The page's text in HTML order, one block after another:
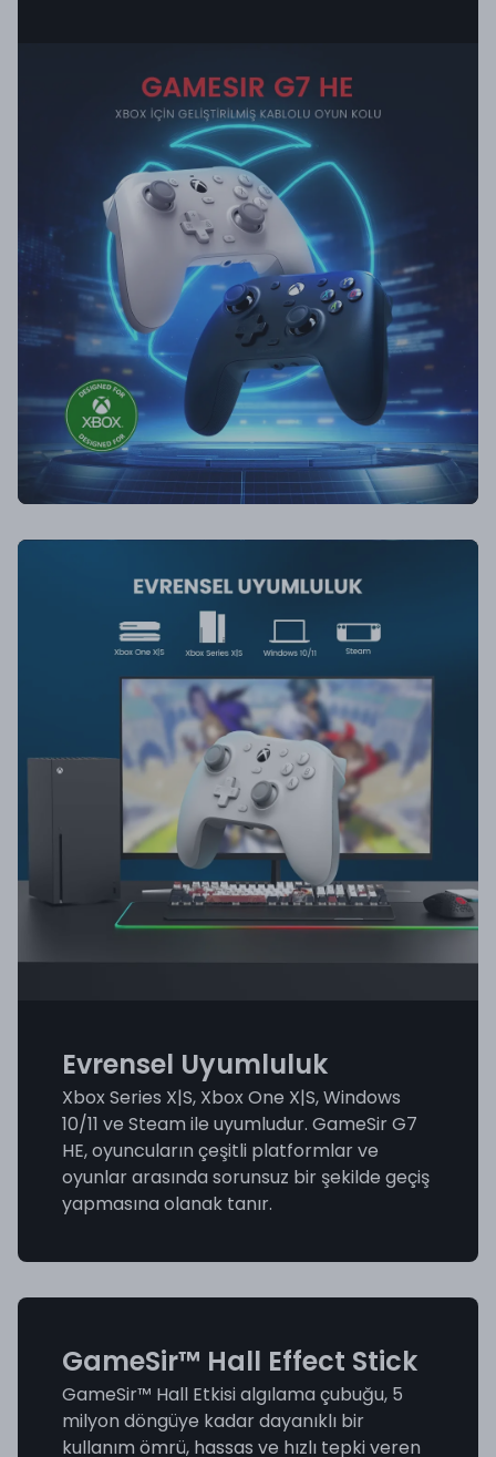
Evrensel Uyumluluk
Xbox Series X|S, Xbox One X|S, Windows
10/11 ve Steam ile uyumludur. GameSir G7
HE, oyuncuların çeşitli platformlar ve
oyunlar arasında sorunsuz bir şekilde geçiş
yapmasına olanak tanır.
GameSir™ Hall Effect Stick
GameSir™ Hall Etkisi algılama çubuğu, 5
milyon döngüye kadar dayanıklı bir
kullanım ömrü, hassas ve hızlı tepki veren